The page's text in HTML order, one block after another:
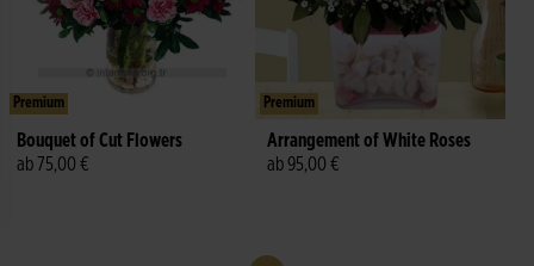
Premium
Bouquet of Cut Flowers
ab 75,00 €
Premium
Arrangement of White Roses
ab 95,00 €